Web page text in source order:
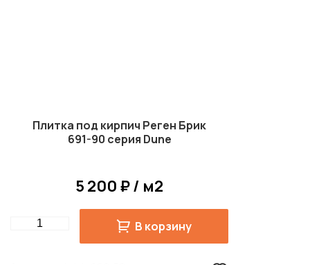
Плитка под кирпич Реген Брик
691-90 серия Dune
5 200 ₽ / м2
Quantity В корзину